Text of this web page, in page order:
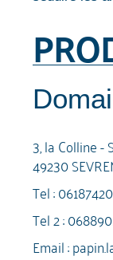
3, la Colline -
49230
Tel :
Tel 2 :
Email :